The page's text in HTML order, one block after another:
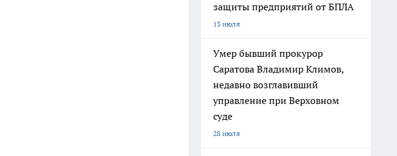
защиты предприятий от БПЛА
13 июля
Умер бывший прокурор
Саратова Владимир Климов,
недавно возглавивший
управление при Верховном
суде
28 июля